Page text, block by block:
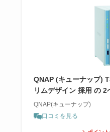
QNAP (キューナップ)
リムデザイン 採用 の
QNAP(キューナップ)
口コミを見る